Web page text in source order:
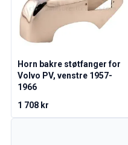
1800 Kraftoverføring/Bakaksel
1800 Interiør
Varme/Friskluftsanlegg 1800
1800 Øvrig
Reservedeler til 140/164
140/164 Bremsesystem
Horn bakre støtfanger for
Volvo PV, venstre 1957-
1966
1 708 kr